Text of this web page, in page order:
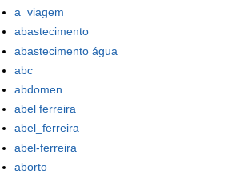
a_viagem
abastecimento
abastecimento água
abc
abdomen
abel ferreira
abel_ferreira
abel-ferreira
aborto